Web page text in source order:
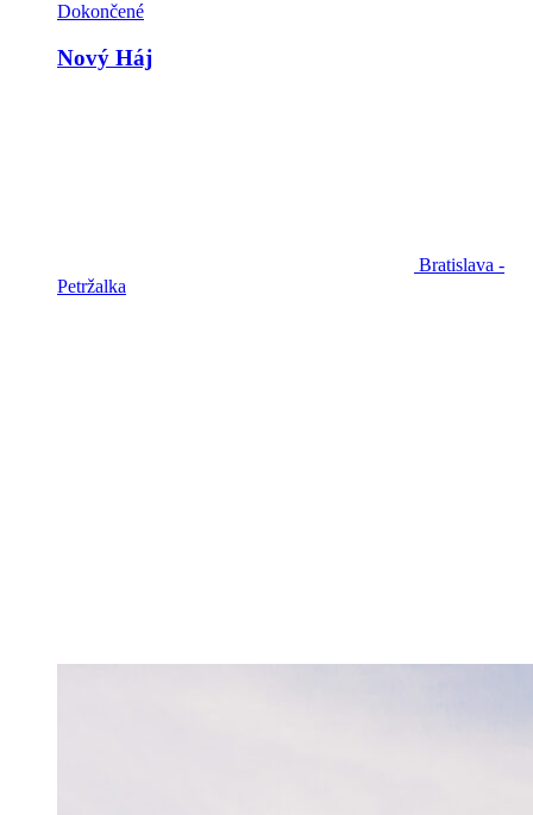
Dokončené
Nový Háj
Bratislava -
Petržalka